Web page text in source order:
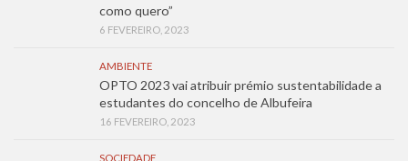
como quero”
6 FEVEREIRO, 2023
AMBIENTE
OPTO 2023 vai atribuir prémio sustentabilidade a
estudantes do concelho de Albufeira
16 FEVEREIRO, 2023
SOCIEDADE